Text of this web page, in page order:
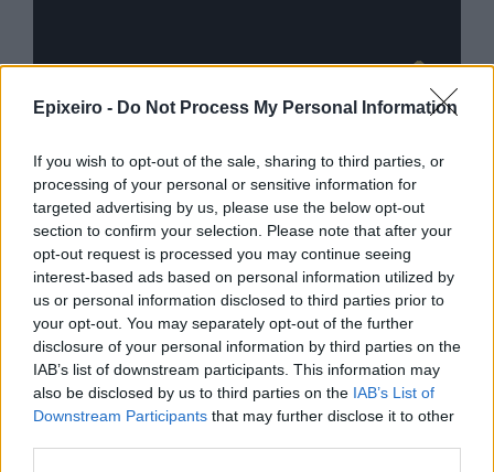
Epixeiro - Do Not Process My Personal Information
If you wish to opt-out of the sale, sharing to third parties, or
processing of your personal or sensitive information for
targeted advertising by us, please use the below opt-out
section to confirm your selection. Please note that after your
opt-out request is processed you may continue seeing
interest-based ads based on personal information utilized by
us or personal information disclosed to third parties prior to
your opt-out. You may separately opt-out of the further
disclosure of your personal information by third parties on the
IAB’s list of downstream participants. This information may
also be disclosed by us to third parties on the IAB’s List of
Downstream Participants that may further disclose it to other
Advertorial
Περισσότερα από το
Apollo Global Management:
Εξαγοράζει την EasyJet έναντι 7,7
δισ. δολαρίων - Η δήλωση του Sir
Στέλιου Χατζηιωάννου
06/08/26|18:31
Σαμοθράκη: Σε λειτουργία η
πλατφόρμα myBusinessSupport
για το ειδικό πρόγραμμα στήριξης